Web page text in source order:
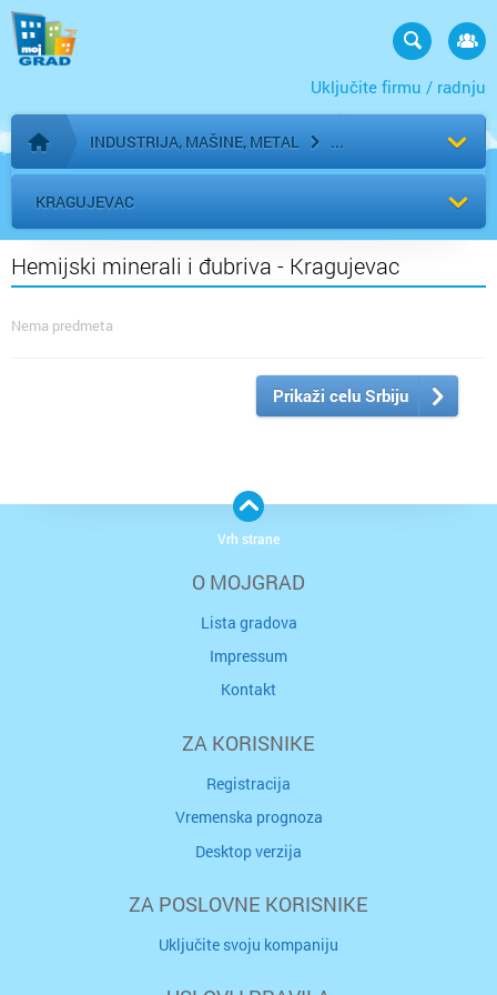
Uključite firmu / radnju
Početna stranica
INDUSTRIJA, MAŠINE, METAL
KRAGUJEVAC
Hemijski minerali i đubriva - Kragujevac
Nema predmeta
Prikaži celu Srbiju
O MOJGRAD
Lista gradova
Impressum
Kontakt
ZA KORISNIKE
Registracija
Vremenska prognoza
Desktop verzija
ZA POSLOVNE KORISNIKE
Uključite svoju kompaniju
Vrh strane